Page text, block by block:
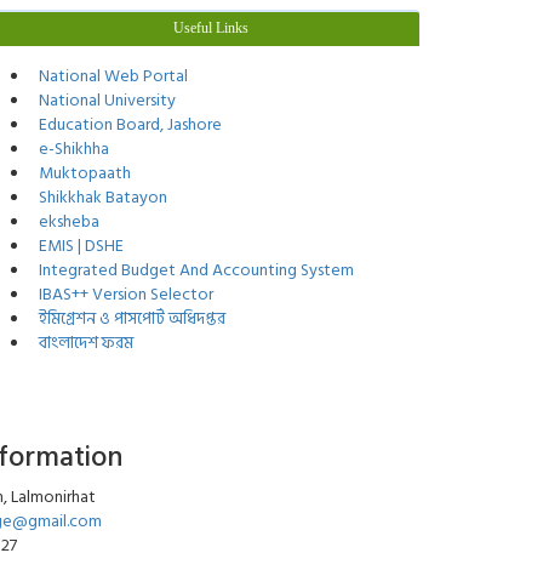
Useful Links
National Web Portal
National University
Education Board, Jashore
e-Shikhha
Muktopaath
Shikkhak Batayon
eksheba
EMIS | DSHE
Integrated Budget And Accounting System
IBAS++ Version Selector
ইমিগ্রেশন ও পাসপোর্ট অধিদপ্তর
বাংলাদেশ ফরম
Lalmonirhat